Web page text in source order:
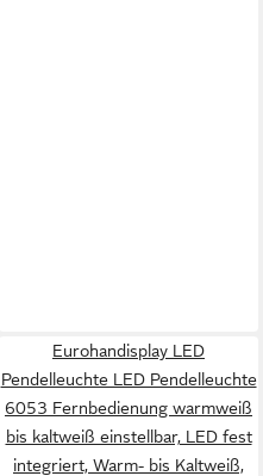
Eurohandisplay LED
Pendelleuchte LED Pendelleuchte
6053 Fernbedienung warmweiß
bis kaltweiß einstellbar, LED fest
integriert, Warm- bis Kaltweiß,